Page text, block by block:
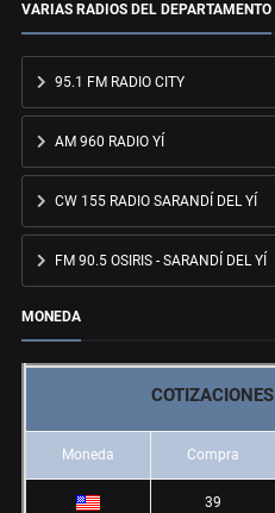
VARIAS RADIOS DEL DEPARTAMENTO
95.1 FM RADIO CITY
AM 960 RADIO YÍ
CW 155 RADIO SARANDÍ DEL YÍ
FM 90.5 OSIRIS - SARANDÍ DEL YÍ
MONEDA
COTIZACIONES
Moneda Compra
39